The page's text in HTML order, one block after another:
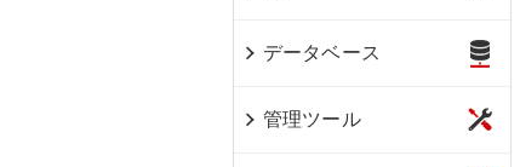
データベース
管理ツール